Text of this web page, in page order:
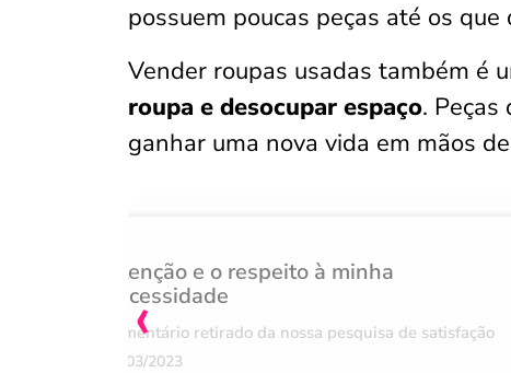
possuem poucas peças até os
Vender roupas usadas também é
roupa e desocupar espaço.
ganhar uma nova vida em mãos
Atenção e o respeito à minha
necessidade
Comentário retirado da nossa pesquisa de satisfação
07/03/2023
‹